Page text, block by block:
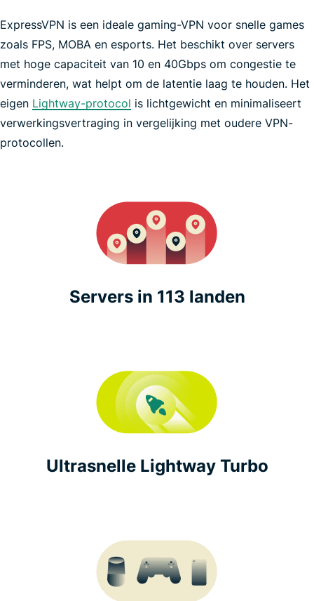
ExpressVPN is een ideale gaming-VPN voor snelle games
zoals FPS, MOBA en esports. Het beschikt over servers
met hoge capaciteit van 10 en 40Gbps om congestie te
verminderen, wat helpt om de latentie laag te houden. Het
eigen Lightway-protocol is lichtgewicht en minimaliseert
verwerkingsvertraging in vergelijking met oudere VPN-
protocollen.
snelst
mogelijke VPN-verbinding
Pokémon GO
Servers in 113 landen
Ultrasnelle Lightway Turbo